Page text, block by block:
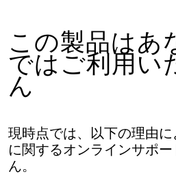
この製品はあ
ではご利用い
ん
現時点では、以下の理由
に関するオンラインサポ
ん。